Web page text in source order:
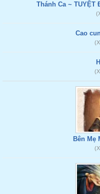
Thánh Ca ~ TUYỆT
Cao
Bên Mẹ